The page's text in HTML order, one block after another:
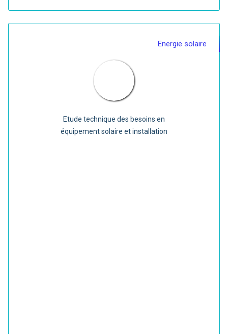
Energie solaire
Etude technique des besoins en
équipement solaire et installation